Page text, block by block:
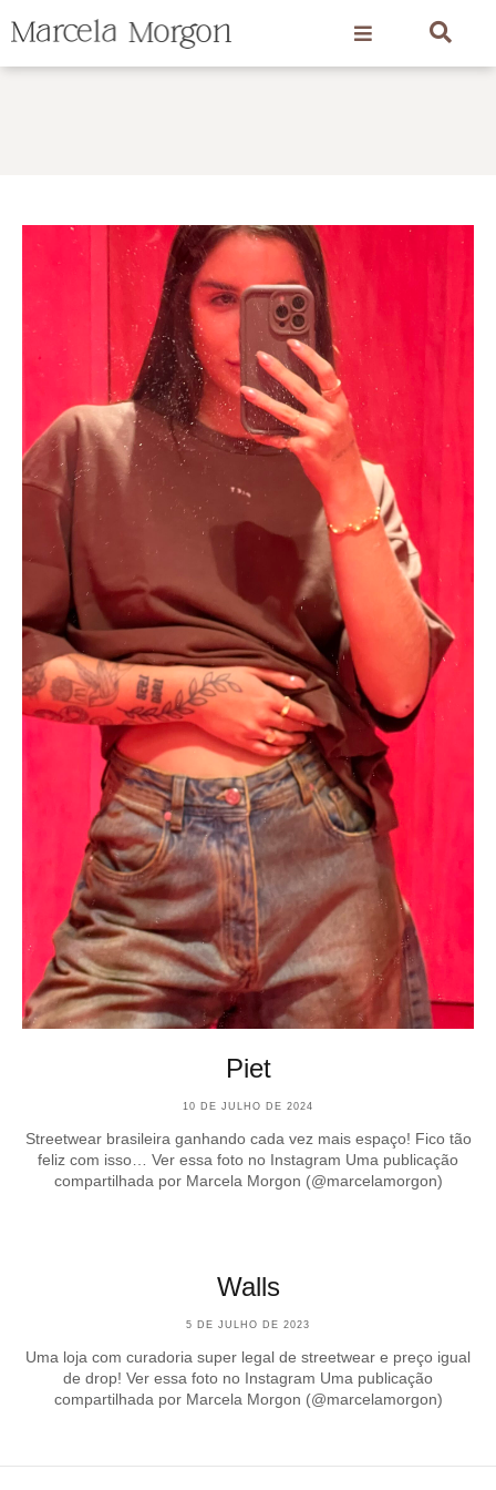
Piet
10 DE JULHO DE 2024
Streetwear brasileira ganhando cada vez mais espaço! Fico tão
feliz com isso… Ver essa foto no Instagram Uma publicação
compartilhada por Marcela Morgon (@marcelamorgon)
Walls
5 DE JULHO DE 2023
Uma loja com curadoria super legal de streetwear e preço igual
de drop! Ver essa foto no Instagram Uma publicação
compartilhada por Marcela Morgon (@marcelamorgon)